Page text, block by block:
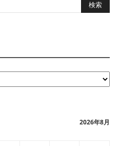
2026年8月